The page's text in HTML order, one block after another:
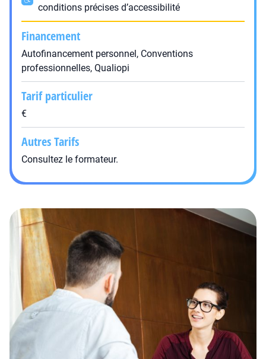
conditions précises d’accessibilité
Financement
Autofinancement personnel, Conventions
professionnelles, Qualiopi
Tarif particulier
€
Autres Tarifs
Consultez le formateur.